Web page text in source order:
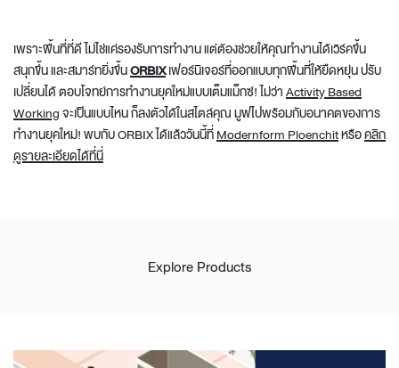
เพราะพื้นที่ที่ดี ไม่ไช่แค่รองรับการทำงาน แต่ต้องช่วยให้คุณทำงานได้เวิร์คขึ้น
สนุกขึ้น และสมาร์ทยิ่งขึ้นORBIXเฟอร์นิเจอร์ที่ออกแบบทุกพื้นที่ให้ยืดหยุ่น ปรับ
เปลี่ยนได้ ตอบโจทย์การทำงานยุคใหม่แบบเต็มแม็กซ์! ไม่ว่าActivity Based
Workingจะเป็นแบบไหน ก็ลงตัวได้ในสไตล์คุณ มูฟไปพร้อมกับอนาคตของการ
ทำงานยุคใหม่! พบกับ ORBIX ได้แล้ววันนี้ที่Modernform Ploenchitหรือคลิก
ดูรายละเอียดได้ที่นี่
Explore Products